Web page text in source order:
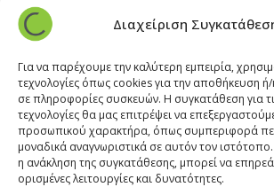
Διαχείριση
Για να παρέχουμε την καλύτερη εμπειρία,
τεχνολογίες όπως cookies για την αποθήκευση
σε πληροφορίες συσκευών. Η συγκατάθεση για
τεχνολογίες θα μας επιτρέψει να
προσωπικού χαρακτήρα, όπως συμπεριφορά
μοναδικά αναγνωριστικά σε αυτόν τον
η ανάκληση της συγκατάθεσης, μπορεί να
ορισμένες λειτουργίες και δυνατότητες.
Άγιος Βλάσης Αρχίλοχος, Πάρος 84400
22840 43 163
paros@cleanit.gr
Υποκατάστημα Σαντορίνης
Έξω Γωνία, Σαντορίνη847 00
22860 22322